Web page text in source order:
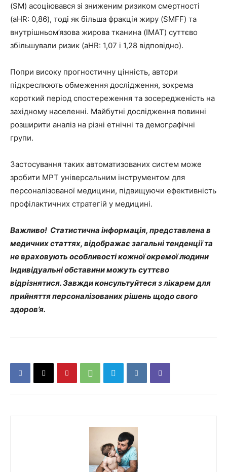
(SM) асоціювався зі зниженим ризиком смертності
(aHR: 0,86), тоді як більша фракція жиру (SMFF) та
внутрішньом’язова жирова тканина (IMAT) суттєво
збільшували ризик (aHR: 1,07 і 1,28 відповідно).
Попри високу прогностичну цінність, автори
підкреслюють обмеження дослідження, зокрема
короткий період спостереження та зосередженість на
західному населенні. Майбутні дослідження повинні
розширити аналіз на різні етнічні та демографічні
групи.
Застосування таких автоматизованих систем може
зробити МРТ універсальним інструментом для
персоналізованої медицини, підвищуючи ефективність
профілактичних стратегій у медицині.
Важливо! Статистична інформація, представлена в
медичних статтях, відображає загальні тенденції та
не враховують особливості кожної окремої людини
Індивідуальні обставини можуть суттєво
відрізнятися. Завжди консультуйтеся з лікарем для
прийняття персоналізованих рішень щодо свого
здоров’я.